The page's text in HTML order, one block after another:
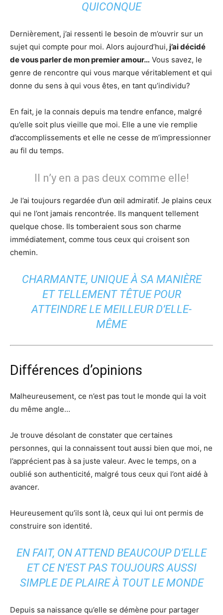
QUICONQUE
Dernièrement, j’ai ressenti le besoin de m’ouvrir sur un
sujet qui compte pour moi. Alors aujourd’hui, j’ai décidé
de vous parler de mon premier amour… Vous savez, le
genre de rencontre qui vous marque véritablement et qui
donne du sens à qui vous êtes, en tant qu’individu?
En fait, je la connais depuis ma tendre enfance, malgré
qu’elle soit plus vieille que moi. Elle a une vie remplie
d’accomplissements et elle ne cesse de m’impressionner
au fil du temps.
Il n’y en a pas deux comme elle!
Je l’ai toujours regardée d’un œil admiratif. Je plains ceux
qui ne l’ont jamais rencontrée. Ils manquent tellement
quelque chose. Ils tomberaient sous son charme
immédiatement, comme tous ceux qui croisent son
chemin.
CHARMANTE, UNIQUE À SA MANIÈRE
ET TELLEMENT TÊTUE POUR
ATTEINDRE LE MEILLEUR D’ELLE-
MÊME
Différences d’opinions
Malheureusement, ce n’est pas tout le monde qui la voit
du même angle…
Je trouve désolant de constater que certaines
personnes, qui la connaissent tout aussi bien que moi, ne
l’apprécient pas à sa juste valeur. Avec le temps, on a
oublié son authenticité, malgré tous ceux qui l’ont aidé à
avancer.
Heureusement qu’ils sont là, ceux qui lui ont permis de
construire son identité.
EN FAIT, ON ATTEND BEAUCOUP D’ELLE
ET CE N’EST PAS TOUJOURS AUSSI
SIMPLE DE PLAIRE À TOUT LE MONDE
Depuis sa naissance qu’elle se démène pour partager